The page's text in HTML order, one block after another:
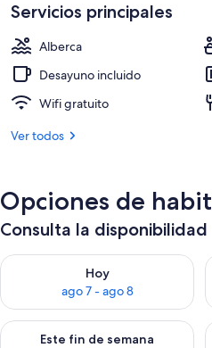
Servicios principales
Alberca
Desayuno incluido
Wifi gratuito
Ver todos
Opciones de
Consulta la
Hoy
ago 7 - ago 8
Consulta la disponibilidad para
Este fin de semana
Consulta la disponibilidad para